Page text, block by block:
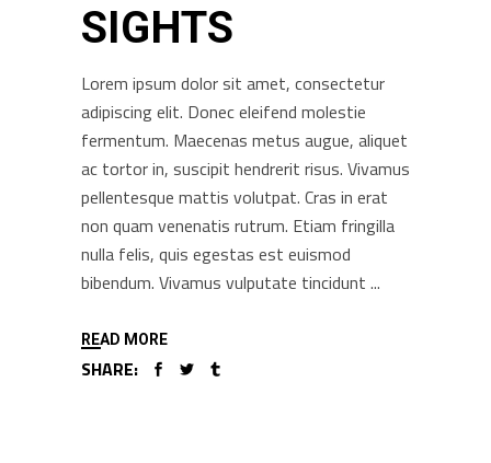
SIGHTS
Lorem ipsum dolor sit amet, consectetur
adipiscing elit. Donec eleifend molestie
fermentum. Maecenas metus augue, aliquet
ac tortor in, suscipit hendrerit risus. Vivamus
pellentesque mattis volutpat. Cras in erat
non quam venenatis rutrum. Etiam fringilla
nulla felis, quis egestas est euismod
bibendum. Vivamus vulputate tincidunt
READ MORE
SHARE: